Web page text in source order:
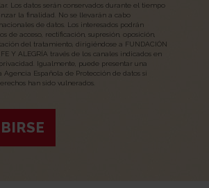
Los datos serán conservados durante el tiempo
la finalidad. No se llevarán a cabo
de datos. Los interesados podrán
de acceso, rectificación, supresión, oposición,
del tratamiento, dirigiéndose a FUNDACIÓN
Y ALEGRÍA través de los canales indicados en
Igualmente, puede presentar una
Española de Protección de datos si
han sido vulnerados.